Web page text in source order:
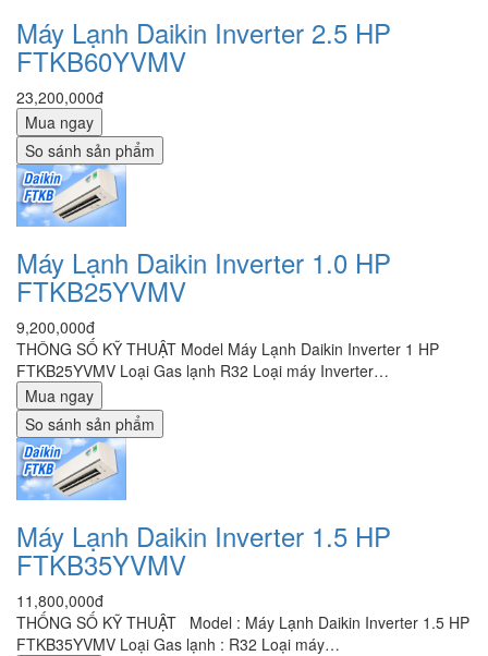
Máy Lạnh Daikin Inverter 2.5 HP
FTKB60YVMV
23,200,000đ
Mua ngay
So sánh sản phẩm
Máy Lạnh Daikin Inverter 1.0 HP
FTKB25YVMV
9,200,000đ
THÔNG SỐ KỸ THUẬT Model Máy Lạnh Daikin Inverter 1 HP
FTKB25YVMV Loại Gas lạnh R32 Loại máy Inverter…
Mua ngay
So sánh sản phẩm
Máy Lạnh Daikin Inverter 1.5 HP
FTKB35YVMV
11,800,000đ
THỐNG SỐ KỸ THUẬT Model : Máy Lạnh Daikin Inverter 1.5 HP
FTKB35YVMV Loại Gas lạnh : R32 Loại máy…